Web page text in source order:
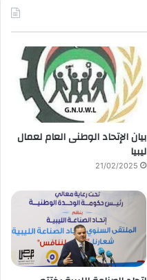
بيان الإتحاد الوطنى العام لعمال
ليبيا
21/02/2025